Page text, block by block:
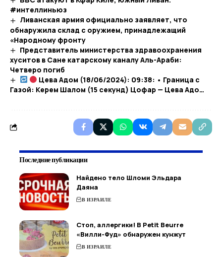
#интеллиньюз
Ливанская армия официально заявляет, что
обнаружила склад с оружием, принадлежащий
«Народному фронту
Представитель министерства здравоохранения
хуситов в Сане катарскому каналу Аль-Араби:
Четверо погиб
Цева Адом (18/06/2024): 09:38: • Граница с
Газой: Керем Шалом (15 секунд) Цофар — Цева Адо…​
Последние публикации
Найдено тело Шломи Эльдара
Даяна
В ИЗРАИЛЕ
Стоп, аллергики! В Petit Beurre
«Вилли-Фуд» обнаружен кунжут
В ИЗРАИЛЕ